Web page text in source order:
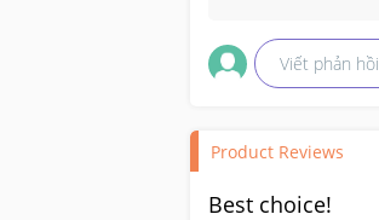
Viết phản hồi
Product Reviews
Best choice!